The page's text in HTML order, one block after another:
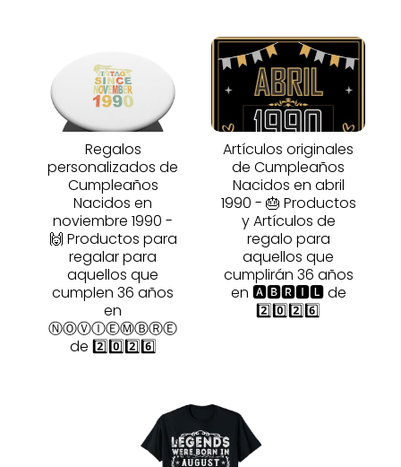
Regalos
personalizados de
Cumpleaños
Nacidos en
noviembre 1990 -
🙌 Productos para
regalar para
aquellos que
cumplen 36 años
en
ⓃⓄⓋⒾⒺⓂⒷⓇⒺ
de 2️⃣0️⃣2️⃣6️⃣
Artículos originales
de Cumpleaños
Nacidos en abril
1990 - 🎂 Productos
y Artículos de
regalo para
aquellos que
cumplirán 36 años
en 🅰🅱🆁🅸🅻 de
2️⃣0️⃣2️⃣6️⃣